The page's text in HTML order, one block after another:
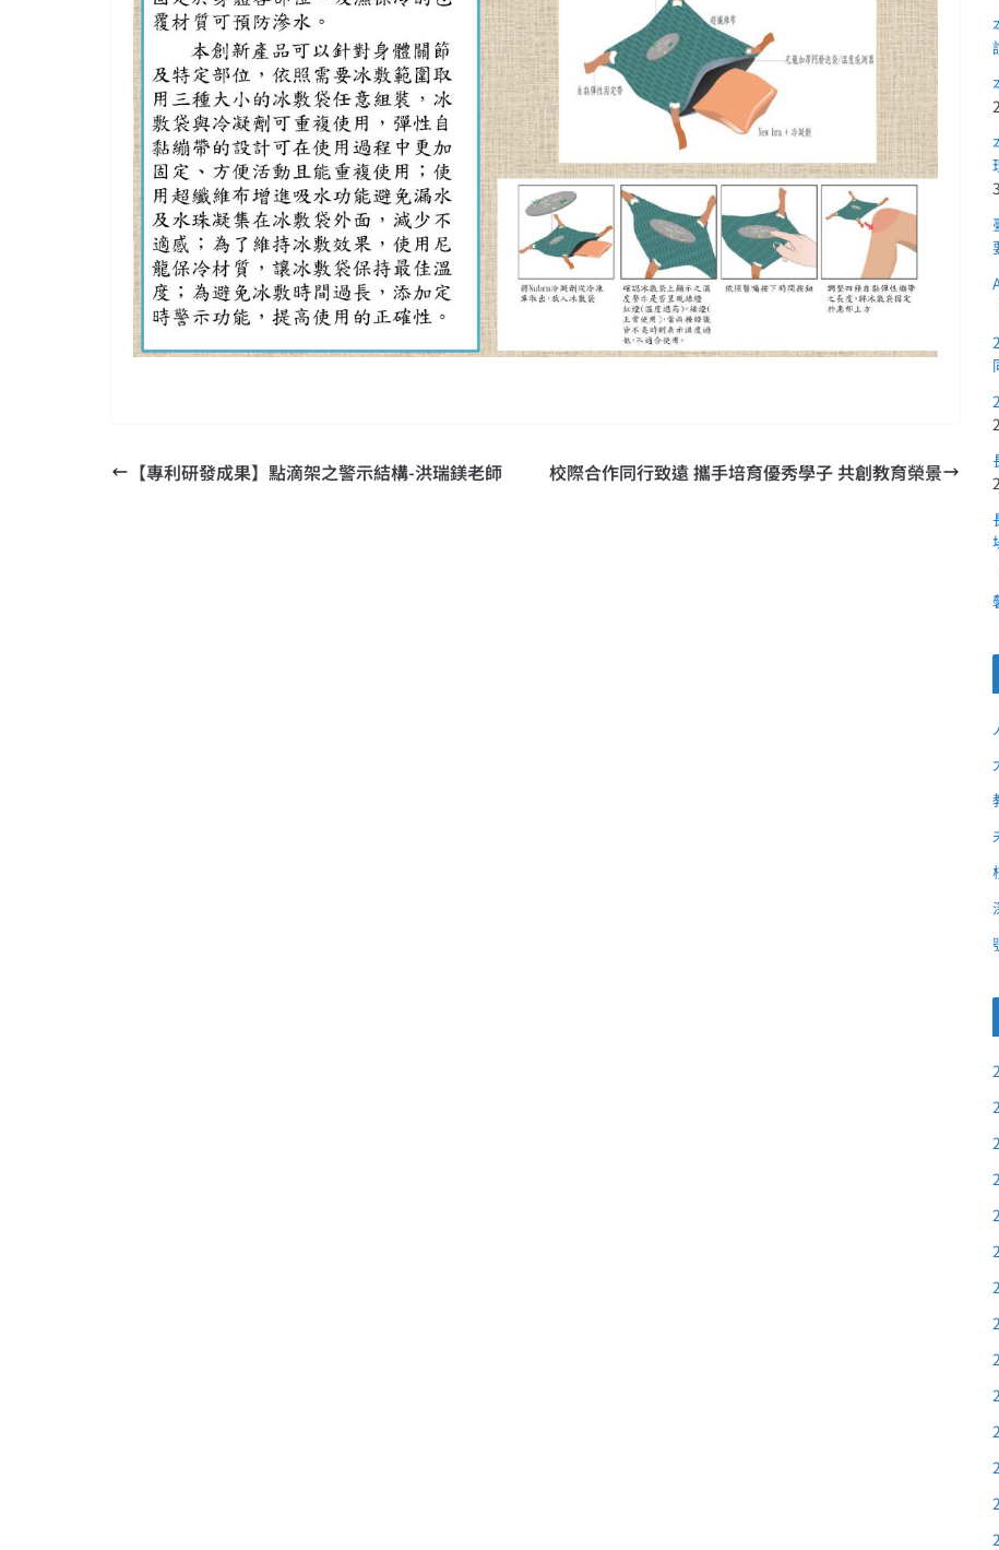
【專利研發成果】點滴架之警示結構-洪瑞鎂老師 校際合作同行致遠 攜手培育優秀學子 共創教育榮景